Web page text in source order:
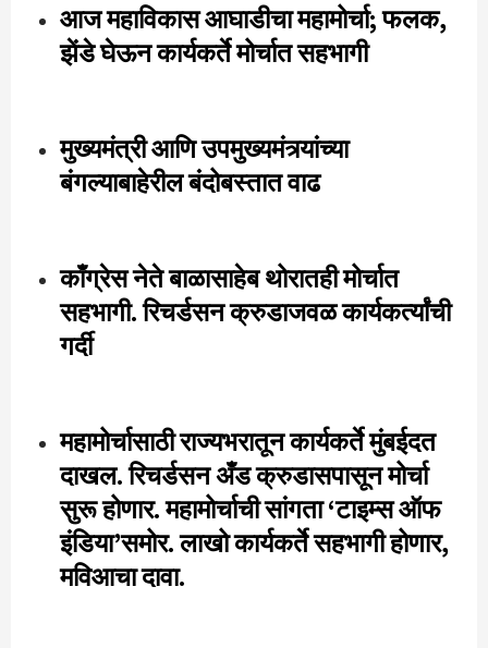
आज महाविकास आघाडीचा महामोर्चा; फलक,
झेंडे घेऊन कार्यकर्ते मोर्चात सहभागी
मुख्यमंत्री आणि उपमुख्यमंत्र्यांच्या
बंगल्याबाहेरील बंदोबस्तात वाढ
काँग्रेस नेते बाळासाहेब थोरातही मोर्चात
सहभागी. रिचर्डसन क्रुडाजवळ कार्यकर्त्यांची
गर्दी
महामोर्चासाठी राज्यभरातून कार्यकर्ते मुंबईदत
दाखल. रिचर्डसन अँड क्रुडासपासून मोर्चा
सुरू होणार. महामोर्चाची सांगता ‘टाइम्स ऑफ
इंडिया’समोर. लाखो कार्यकर्ते सहभागी होणार,
मविआचा दावा.